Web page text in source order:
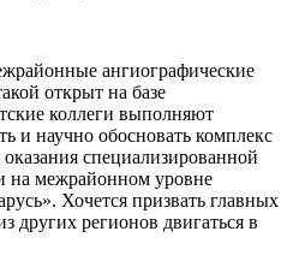
ангиографические
открыт на базе
коллеги выполняют
и научно обосновать комплекс
специализированной
на межрайонном уровне
Хочется призвать главных
других регионов двигаться в